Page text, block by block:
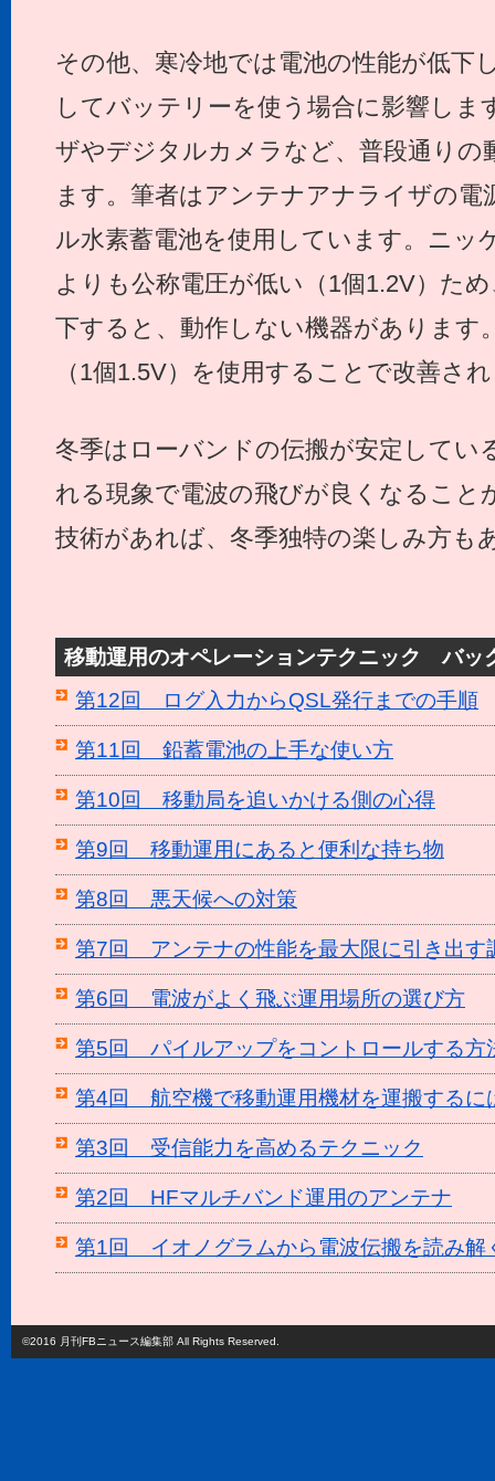
その他、寒冷地では電池の性能が低下
してバッテリーを使う場合に影響し
ザやデジタルカメラなど、普段通りの
ます。筆者はアンテナアナライザの電
ル水素蓄電池を使用しています。ニッ
よりも公称電圧が低い（1個1.2V）た
下すると、動作しない機器があります
（1個1.5V）を使用することで改善さ
冬季はローバンドの伝搬が安定してい
れる現象で電波の飛びが良くなること
技術があれば、冬季独特の楽しみ方も
移動運用のオペレーションテクニック バッ
第12回 ログ入力からQSL発行までの手順
第11回 鉛蓄電池の上手な使い方
第10回 移動局を追いかける側の心得
第9回 移動運用にあると便利な持ち物
第8回 悪天候への対策
第7回 アンテナの性能を最大限に引き出す
第6回 電波がよく飛ぶ運用場所の選び方
第5回 パイルアップをコントロールする方
第4回 航空機で移動運用機材を運搬するに
第3回 受信能力を高めるテクニック
第2回 HFマルチバンド運用のアンテナ
第1回 イオノグラムから電波伝搬を読み解
©2016 月刊FBニュース編集部 All Rights Reserved.